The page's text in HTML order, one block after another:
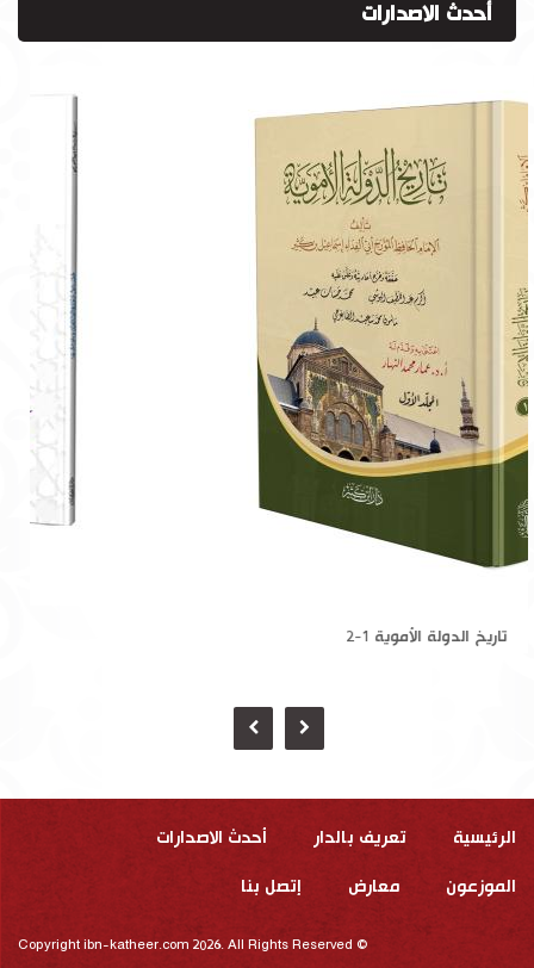
أحدث الاصدارات
تاريخ الدولة الأموية 1-2
الرئيسية تعريف بالدار أحدث الاصدارات
الموزعون معارض إتصل بنا
Copyright ibn-katheer.com 2026. All Rights Reserved ©